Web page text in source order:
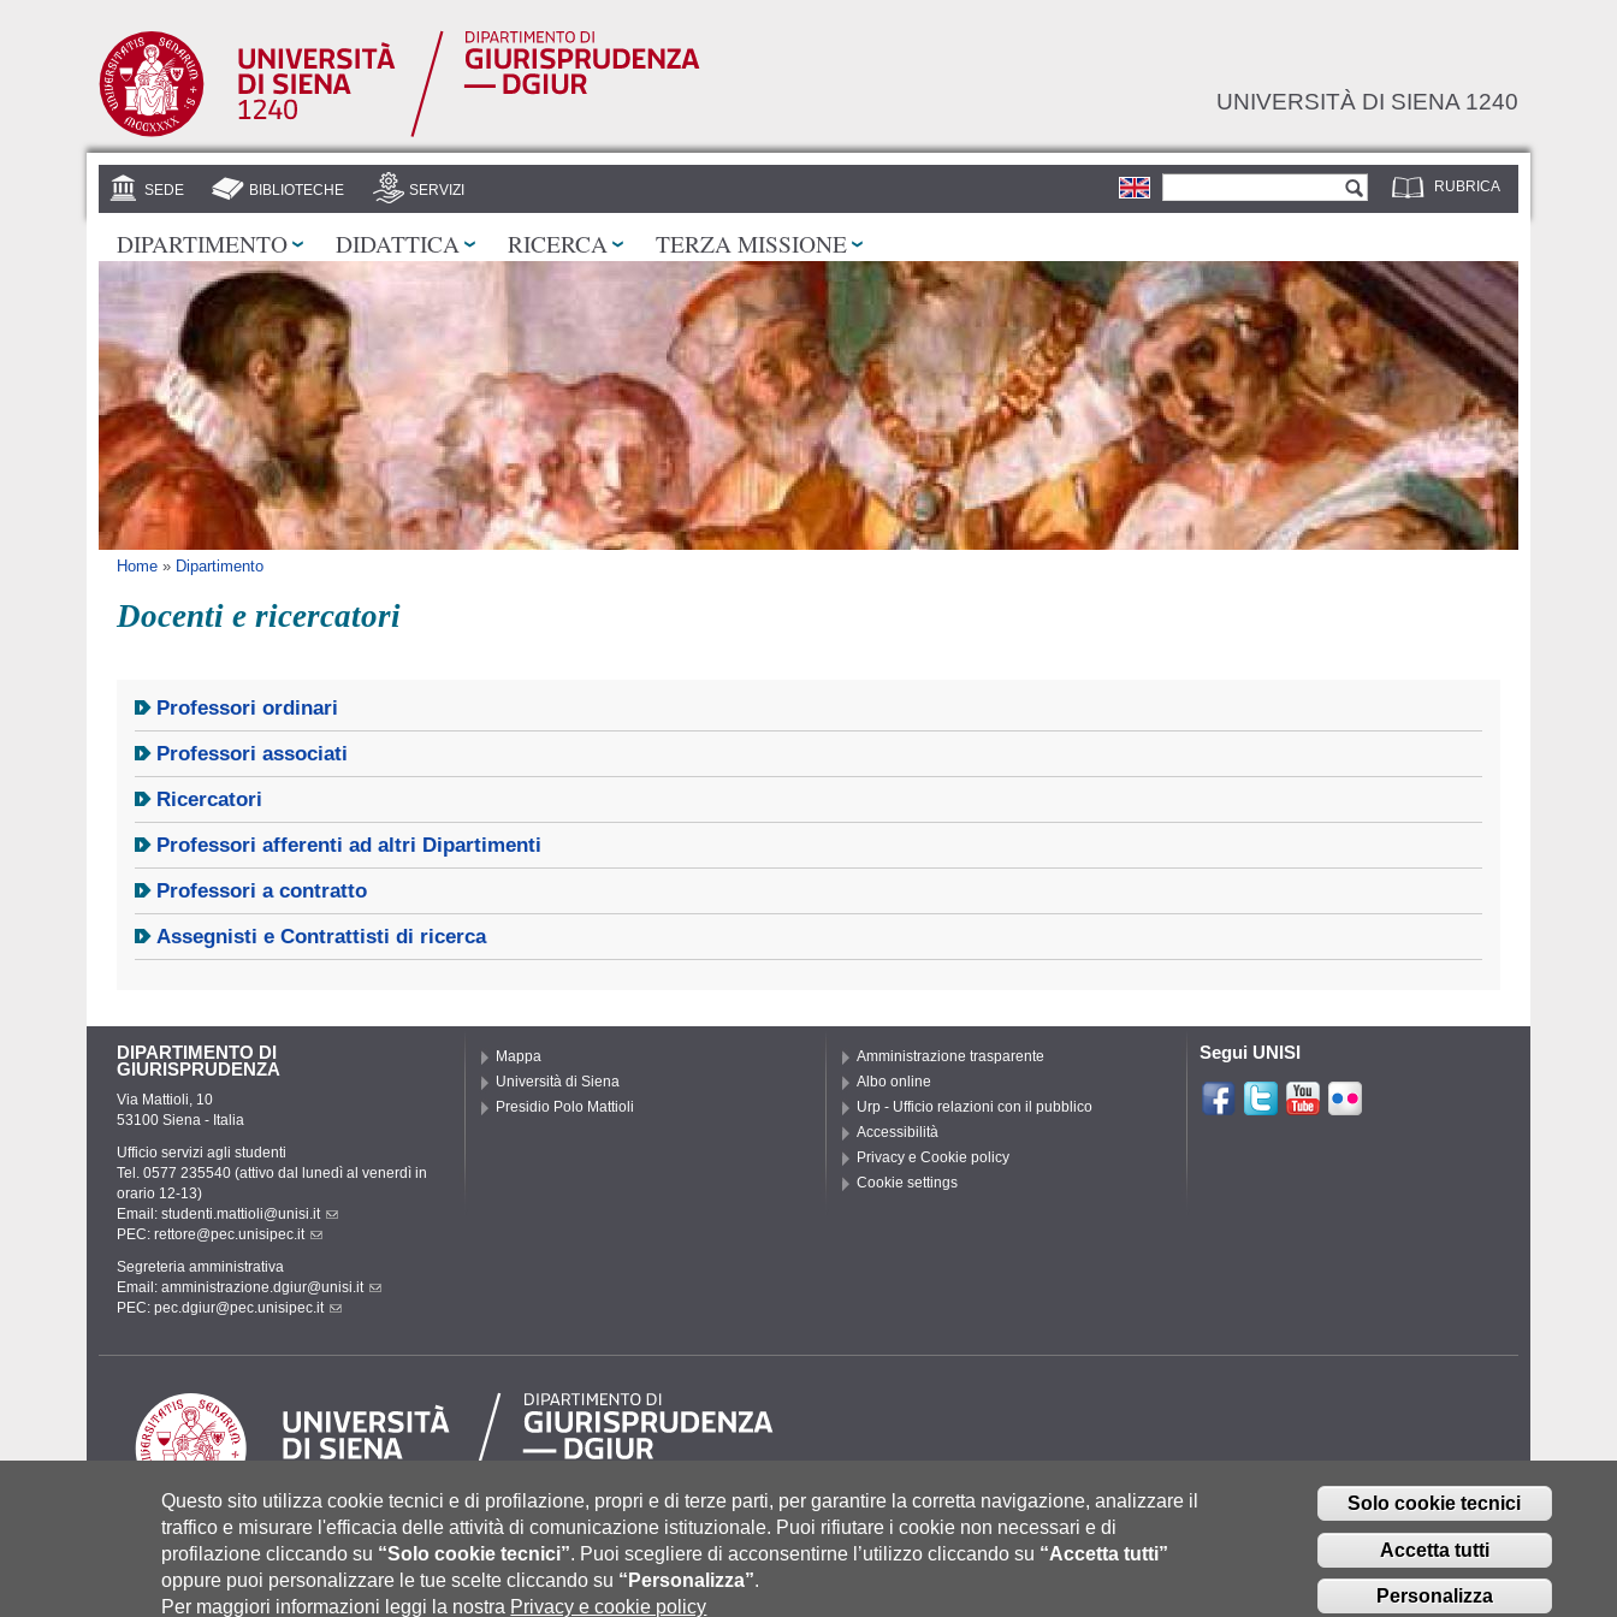
UNIVERSITÀ DI SIENA 1240
RUBRICA
Form di ricerca
SEDE BIBLIOTECHE SERVIZI
DIPARTIMENTO DIDATTICA RICERCA TERZA MISSIONE
Tu sei qui
Home » Dipartimento
Docenti e ricercatori
Professori ordinari
Professori associati
Ricercatori
Professori afferenti ad altri Dipartimenti
Professori a contratto
Assegnisti e Contrattisti di ricerca
DIPARTIMENTO DI
GIURISPRUDENZA
Via Mattioli, 10
53100 Siena - Italia
Ufficio servizi agli studenti
Tel. 0577 235540 (attivo dal lunedì al venerdì in
orario 12-13)
Email: studenti.mattioli@unisi.it
PEC: rettore@pec.unisipec.it
Segreteria amministrativa
Email: amministrazione.dgiur@unisi.it
PEC: pec.dgiur@pec.unisipec.it
Mappa
Università di Siena
Presidio Polo Mattioli
Amministrazione trasparente
Albo online
Urp - Ufficio relazioni con il pubblico
Accessibilità
Privacy e Cookie policy
Cookie settings
Segui UNISI
Università degli Studi di Siena- Rettorato, via Banchi di Sotto 55, 53100 Siena ITALIA
P.IVA 00273530527 | C.F. 80002070524 |Coordinate bancarie|Caselle Pec: Posta Elettronica Certificata
Contatti:
urp@unisi.it - URP - Ufficio Relazioni con il Pubblico Tel. 0577 235555 (dal lunedì al venerdì dalle 9.30 alle 10.30)
Questo sito utilizza cookie tecnici e di profilazione, propri e di terze parti, per garantire la corretta navigazione, analizzare il
traffico e misurare l'efficacia delle attività di comunicazione istituzionale. Puoi rifiutare i cookie non necessari e di
profilazione cliccando su “Solo cookie tecnici”. Puoi scegliere di acconsentirne l’utilizzo cliccando su “Accetta tutti”
oppure puoi personalizzare le tue scelte cliccando su “Personalizza”.
Per maggiori informazioni leggi la nostra Privacy e cookie policy
Solo cookie tecnici
Accetta tutti
Personalizza